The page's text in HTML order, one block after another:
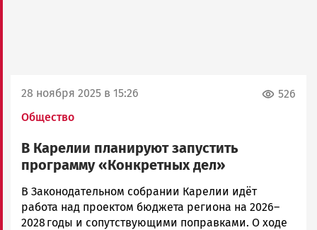
28 ноября 2025 в 15:26
Общество
526
В Карелии планируют запустить
программу «Конкретных дел»
Корректор
Новости
Петрозаводска
В Законодательном собрании Карелии идёт
работа над проектом бюджета региона на 2026–
2028 годы и сопутствующими поправками. О ходе